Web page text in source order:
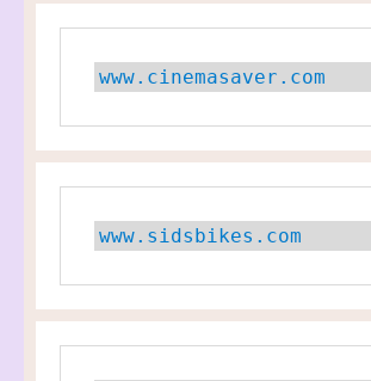
www.cinemasaver.com
www.sidsbikes.com